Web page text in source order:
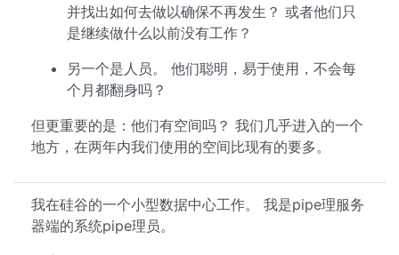
并找出如何去做以确保不再发生？ 或者他们只
是继续做什么以前没有工作？
另一个是人员。 他们聪明，易于使用，不会每
个月都翻身吗？
但更重要的是：他们有空间吗？ 我们几乎进入的一个
地方，在两年内我们使用的空间比现有的要多。
我在硅谷的一个小型数据中心工作。 我是pipe理服务
器端的系统pipe理员。